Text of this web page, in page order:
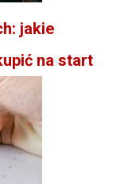
jakie
na start